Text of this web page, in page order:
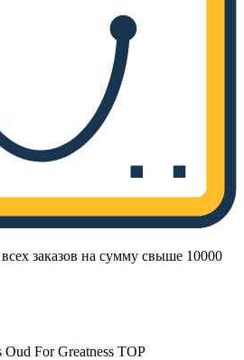
заказов на сумму свыше 10000
For Greatness TOP